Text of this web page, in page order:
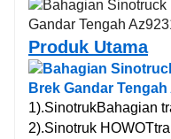
Produk Utama
1).SinotrukBahagian
2).Sinotruk